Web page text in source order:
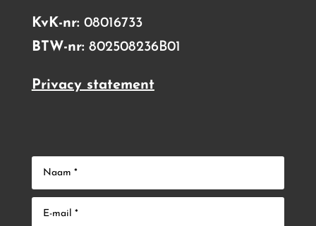
KvK-nr: 08016733
BTW-nr: 802508236B01
Privacy statement